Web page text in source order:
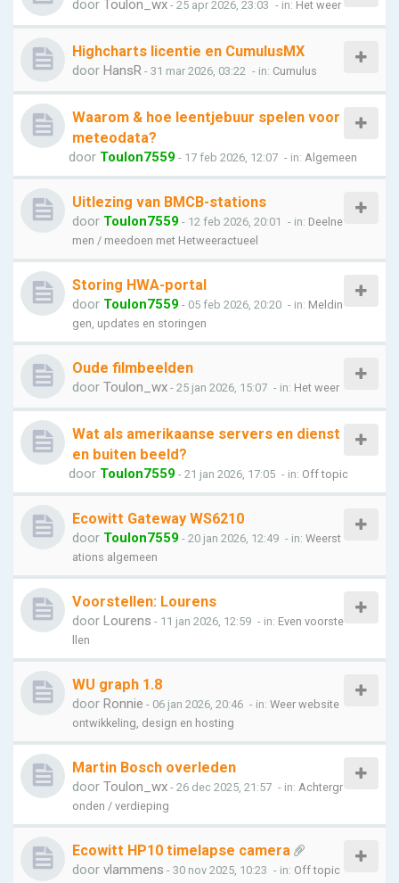
door Toulon_wx - 25 apr 2026, 23:03 - in: Het weer
Highcharts licentie en CumulusMX
door HansR - 31 mar 2026, 03:22 - in: Cumulus
Waarom & hoe leentjebuur spelen voor
meteodata?
door Toulon7559 - 17 feb 2026, 12:07 - in: Algemeen
Uitlezing van BMCB-stations
door Toulon7559 - 12 feb 2026, 20:01 - in: Deelne
men / meedoen met Hetweeractueel
Storing HWA-portal
door Toulon7559 - 05 feb 2026, 20:20 - in: Meldin
gen, updates en storingen
Oude filmbeelden
door Toulon_wx - 25 jan 2026, 15:07 - in: Het weer
Wat als amerikaanse servers en dienst
en buiten beeld?
door Toulon7559 - 21 jan 2026, 17:05 - in: Off topic
Ecowitt Gateway WS6210
door Toulon7559 - 20 jan 2026, 12:49 - in: Weerst
ations algemeen
Voorstellen: Lourens
door Lourens - 11 jan 2026, 12:59 - in: Even voorste
llen
WU graph 1.8
door Ronnie - 06 jan 2026, 20:46 - in: Weer website
ontwikkeling, design en hosting
Martin Bosch overleden
door Toulon_wx - 26 dec 2025, 21:57 - in: Achtergr
onden / verdieping
Ecowitt HP10 timelapse camera
door vlammens - 30 nov 2025, 10:23 - in: Off topic